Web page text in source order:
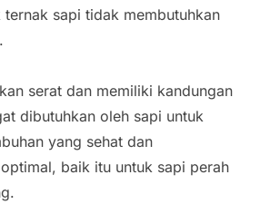
sapi tidak membutuhkan
serat dan memiliki kandungan
dibutuhkan oleh sapi untuk
yang sehat dan
baik itu untuk sapi perah